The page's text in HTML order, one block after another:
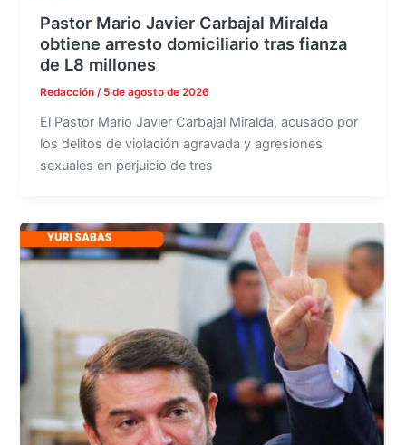
Pastor Mario Javier Carbajal Miralda
obtiene arresto domiciliario tras fianza
de L8 millones
Redacción / 5 de agosto de 2026
El Pastor Mario Javier Carbajal Miralda, acusado por
los delitos de violación agravada y agresiones
sexuales en perjuicio de tres